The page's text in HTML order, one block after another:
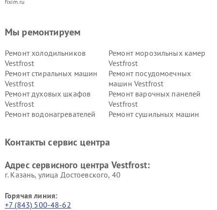
fixim.ru
Мы ремонтируем
Ремонт холодильников
Vestfrost
Ремонт морозильных камер
Vestfrost
Ремонт стиральных машин
Vestfrost
Ремонт посудомоечных
машин Vestfrost
Ремонт духовых шкафов
Vestfrost
Ремонт варочных панелей
Vestfrost
Ремонт водонагревателей
Ремонт сушильных машин
Vestfrost
Контакты сервис центра
Адрес сервисного центра Vestfrost:
г. Казань, улица Достоевского, 40
Горячая линия:
+7 (843) 500-48-62